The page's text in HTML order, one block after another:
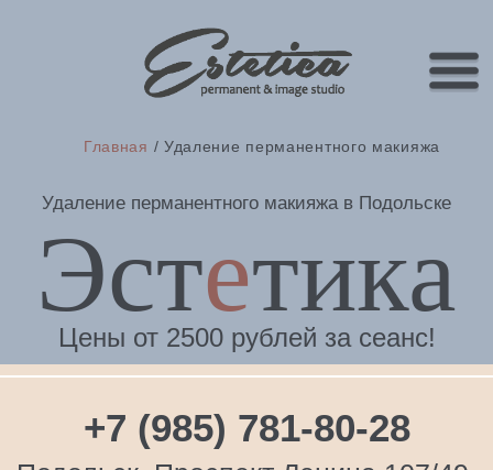
Подольск, Проспект Ленина 107/49,
БЦ "Красные Ряды"
+7 (985) 781-80-28
21:00
Цены от 2500 рублей за сеанс!
Удаление перманентного макияжа в Подольске
по предварительной записи
Эстетика